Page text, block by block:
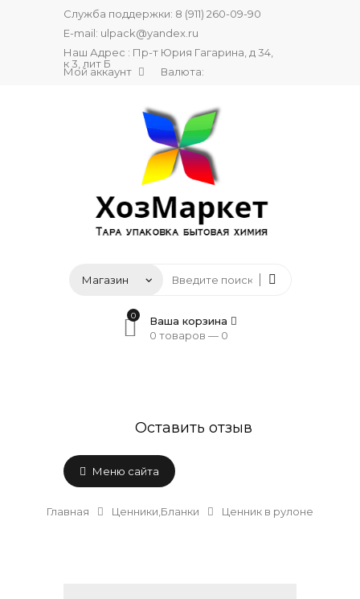
Служба поддержки: 8 (911) 260-09-90
E-mail: ulpack@yandex.ru
Наш Адрес : Пр-т Юрия Гагарина, д 34,
к 3, лит Б
Мой аккаунт Валюта:
0
Ваша корзина
0 товаров — 0
Оставить отзыв
Меню сайта
Главная Ценники,Бланки Ценник в рулоне